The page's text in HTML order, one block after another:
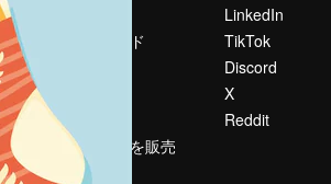
検索トレンド
Slidesgo
コンテンツを販売
LinkedIn
TikTok
Discord
X
Reddit